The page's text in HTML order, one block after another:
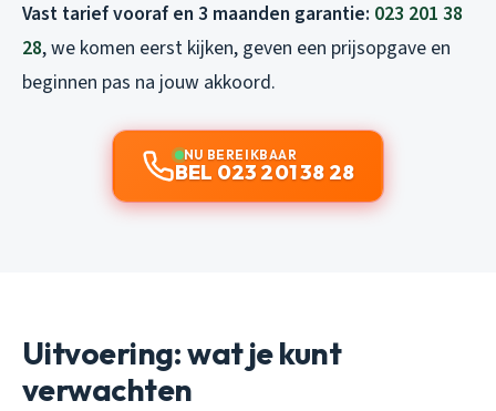
Vast tarief vooraf en 3 maanden garantie: 023 201 38
28, we komen eerst kijken, geven een prijsopgave en
beginnen pas na jouw akkoord.
NU BEREIKBAAR
BEL 023 201 38 28
Uitvoering: wat je kunt
verwachten